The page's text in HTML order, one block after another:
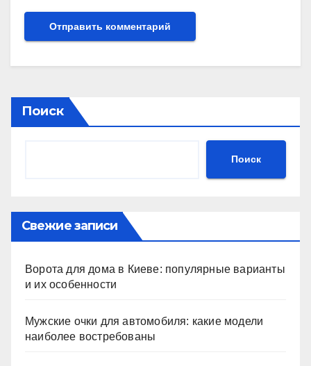
Поиск
Поиск
Свежие записи
Ворота для дома в Киеве: популярные варианты
и их особенности
Мужские очки для автомобиля: какие модели
наиболее востребованы